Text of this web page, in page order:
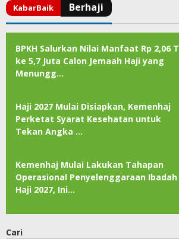
BPKH Salurkan Nilai Manfaat Rp 2,06 T
ke 5,7 Juta Calon Jemaah Haji yang
Menungg…
Haji 2027 Mulai Disiapkan, Kemenhaj
Perketat Syarat Kesehatan untuk
Tekan Angka …
Kemenhaj Mulai Lakukan Tahapan
Operasional Penyelenggaraan Ibadah
Haji 2027, Ini…
Cari